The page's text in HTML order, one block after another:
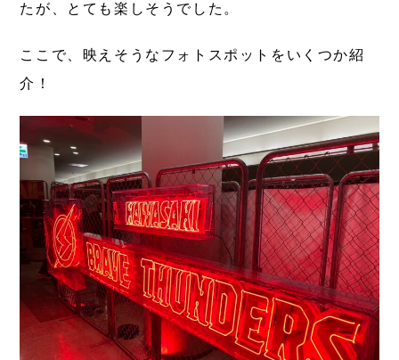
たが、とても楽しそうでした。
ここで、映えそうなフォトスポットをいくつか紹
介！